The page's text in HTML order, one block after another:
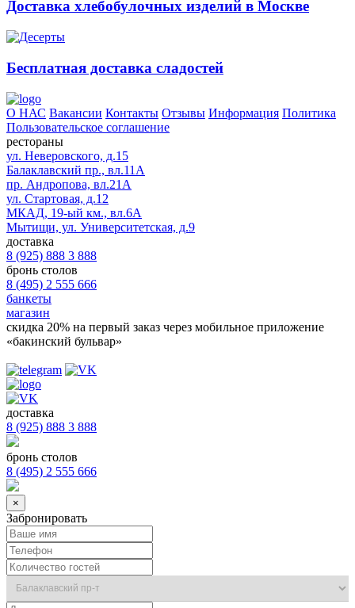
Доставка хлебобулочных изделий в Москве
Бесплатная доставка сладостей
О НАС Вакансии Контакты Отзывы Информация Политика
Пользовательское соглашение
рестораны
ул. Неверовского, д.15
Балаклавский пр., вл.11А
пр. Андропова, вл.21А
ул. Стартовая, д.12
МКАД, 19-ый км., вл.6А
Мытищи, ул. Университетская, д.9
доставка
8 (925) 888 3 888
бронь столов
8 (495) 2 555 666
банкеты
магазин
скидка 20% на первый заказ через мобильное приложение
«бакинский бульвар»
доставка
8 (925) 888 3 888
бронь столов
8 (495) 2 555 666
×
Забронировать